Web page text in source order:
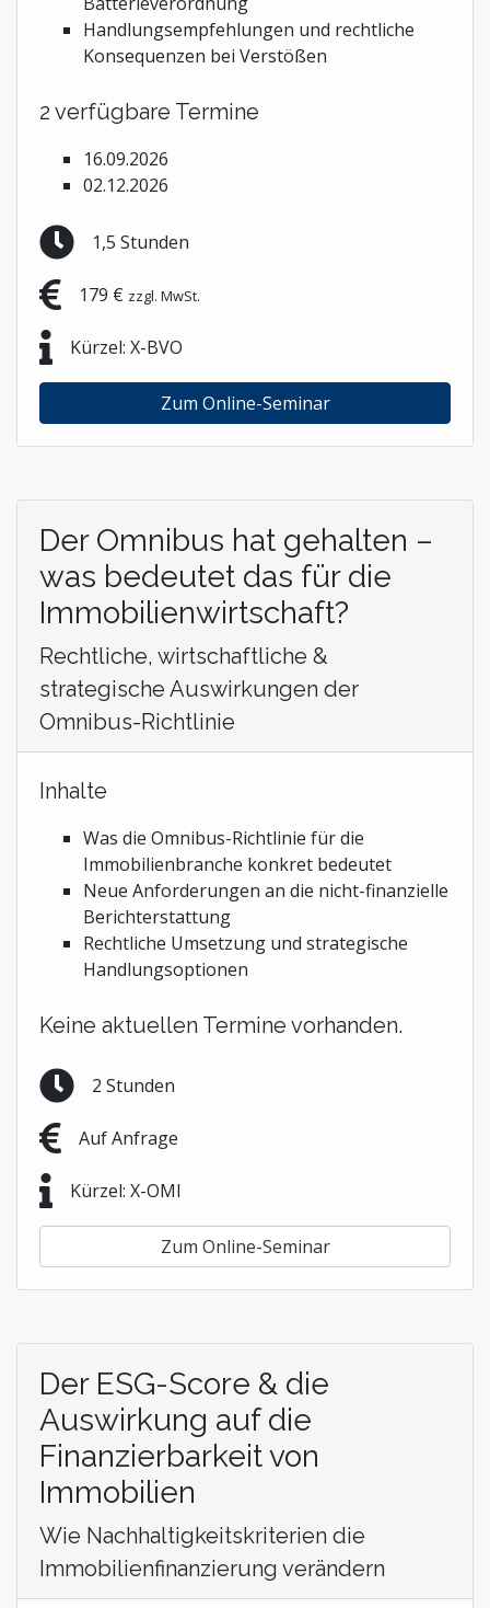
Handlungsempfehlungen und rechtliche
Konsequenzen bei Verstößen
2 verfügbare Termine
16.09.2026
02.12.2026
1,5 Stunden
179 € zzgl. MwSt.
Kürzel: X-BVO
Zum Online-Seminar
Der Omnibus hat gehalten –
was bedeutet das für die
Immobilienwirtschaft?
Rechtliche, wirtschaftliche &
strategische Auswirkungen der
Omnibus-Richtlinie
Inhalte
Was die Omnibus-Richtlinie für die
Immobilienbranche konkret bedeutet
Neue Anforderungen an die nicht-finanzielle
Berichterstattung
Rechtliche Umsetzung und strategische
Handlungsoptionen
Keine aktuellen Termine vorhanden.
2 Stunden
Auf Anfrage
Kürzel: X-OMI
Zum Online-Seminar
Der ESG-Score & die
Auswirkung auf die
Finanzierbarkeit von
Immobilien
Wie Nachhaltigkeitskriterien die
Immobilienfinanzierung verändern